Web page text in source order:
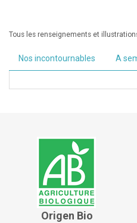
Tous les renseignements et
Nos incontournables A
Origen Bio